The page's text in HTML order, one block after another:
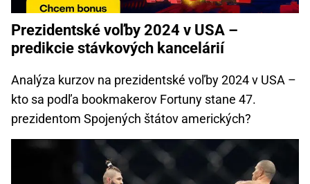
Prezidentské voľby 2024 v USA –
predikcie stávkových kancelárií
Analýza kurzov na prezidentské voľby 2024 v USA –
kto sa podľa bookmakerov Fortuny stane 47.
prezidentom Spojených štátov amerických?